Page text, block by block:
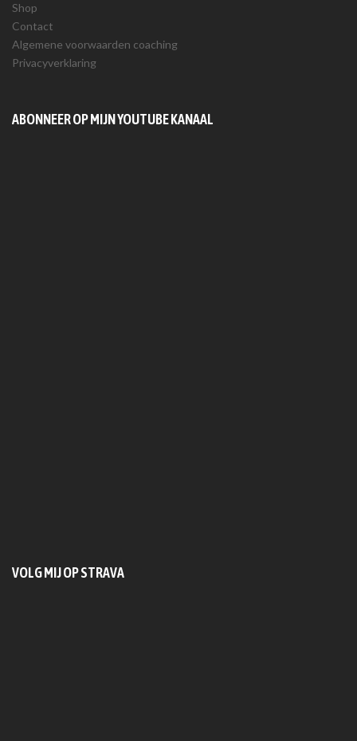
Shop
Contact
Algemene voorwaarden coaching
Privacyverklaring
ABONNEER OP MIJN YOUTUBE KANAAL
VOLG MIJ OP STRAVA